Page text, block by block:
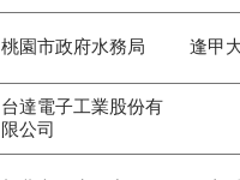
桃園市政府水務局 逢甲
台達電子工業股份有
限公司